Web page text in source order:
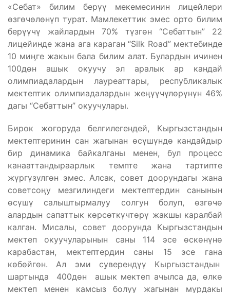
«Себат» билим берүү мекемесинин лицейлери
өзгөчөлөнүп турат. Мамлекеттик эмес орто билим
берүүчү жайлардын 70% түзгөн “Себаттын” 22
лицейинде жана ага караган “Silk Road” мектебинде
10 миӊге жакын бала билим алат. Булардын ичинен
100дөн ашык окуучу эл аралык ар кандай
олимпиадалардын лауреаттары, республикалык
мектептик олимпиадалардын жеӊүүчүлөрүнүн 46%
дагы “Себаттын” окуучулары.
Бирок жогоруда белгилегендей, Кыргызстандын
мектептеринин сан жагынан өсүшүндө кандайдыр
бир динамика байкалганы менен, бул процесс
канааттандыраарлык темпте жана тартипте
жүргүзүлгөн эмес. Алсак, совет доорундагы жана
советсоӊу мезгилиндеги мектептердин санынын
өсүшү салыштырмалуу солгун болуп, өзгөчө
алардын сапаттык көрсөткүчтөрү жакшы каралбай
калган. Мисалы, совет доорунда Кыргызстандын
мектеп окуучуларынын саны 114 эсе өскөнүнө
карабастан, мектептердин саны 15 эсе гана
көбөйгөн. Ал эми суверендүү Кыргызстандын
шартында 400дөн ашык мектеп ачылса да, өлкө
мектеп менен камсыз болуу жагынан мурдакы